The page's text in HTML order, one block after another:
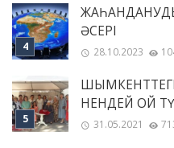
ӘСЕРІ
28.10.2023
НЕНДЕЙ ОЙ
31.05.2021